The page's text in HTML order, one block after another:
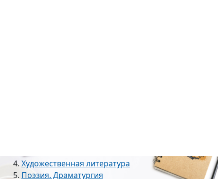
Поэзия. Драматургия
Покой нам только снится...